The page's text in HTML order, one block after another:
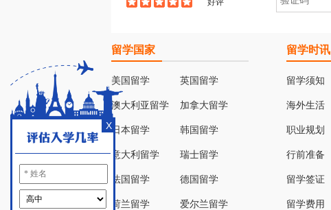
好评
X
留学国家
美国留学 英国留学
澳大利亚留学 加拿大留学
日本留学 韩国留学
意大利留学 瑞士留学
法国留学 德国留学
荷兰留学 爱尔兰留学
留学时讯
留学须知
海外生活
职业规划
行前准备
留学签证
留学费用